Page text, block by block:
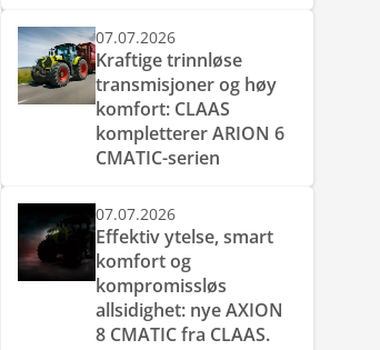
07.07.2026
Kraftige trinnløse
transmisjoner og høy
komfort: CLAAS
kompletterer ARION 6
CMATIC-serien
07.07.2026
Effektiv ytelse, smart
komfort og
kompromissløs
allsidighet: nye AXION
8 CMATIC fra CLAAS.